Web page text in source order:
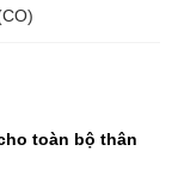
toàn bộ thân